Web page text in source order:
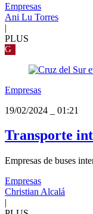
Empresas
Ani Lu Torres
|
PLUS
G
Empresas
19/02/2024
01:21
Transporte
Empresas de buses
Empresas
Christian Alcalá
|